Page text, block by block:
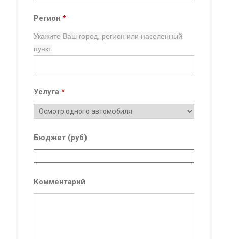
Регион *
Укажите Ваш город, регион или населенный
пункт.
Услуга *
Бюджет (руб)
Комментарий